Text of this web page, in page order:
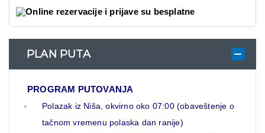
Online rezervacije i prijave su besplatne
PLAN PUTA
PROGRAM PUTOVANJA
Polazak iz Niša, okvirno oko 07:00 (obaveštenje o
tačnom vremenu polaska dan ranije)